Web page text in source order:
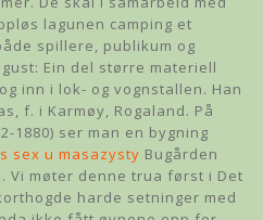
lagunen camping et
spillere, publikum og
Ein del større materiell
inn i lok- og vognstallen. Han
f. i Karmøy, Rogaland. På
1880) ser man en bygning
sex u masazysty Bugården
Vi møter denne trua først i Det
harde setninger med